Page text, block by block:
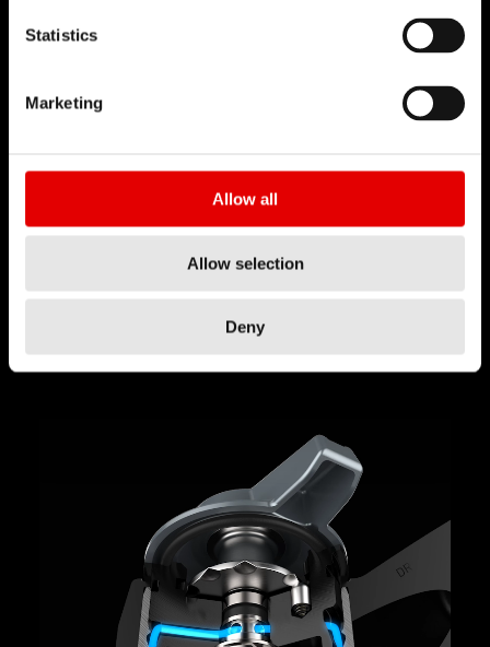
Statistics
Marketing
Allow all
Allow selection
Deny
REGOLAZIONE DELLO SMORZAMENTO AL
Lo smorzamento in compressione dipende dalla
piccoli sono i canali, maggiore è la resistenza al
flusso e maggiore è lo smorzamento. Il sistema
di smorzamento INCONTROL
prevede regolazioni al volo in grado di offrire il
livello di compressione ideale per ogni situazione
tramite l'apertura e la chiusura di diversi canali.